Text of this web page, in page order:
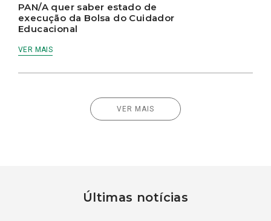
PAN/A quer saber estado de
execução da Bolsa do Cuidador
Educacional
VER MAIS
VER MAIS
Últimas notícias